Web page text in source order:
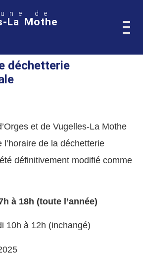
de
La Mothe
déchetterie
et de Vugelles-La Mothe
de la déchetterie
définitivement modifié comme
à 18h (toute l’année)
10h à 12h (inchangé)